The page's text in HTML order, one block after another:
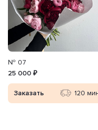
№ 07
25 000 ₽
Заказать 120